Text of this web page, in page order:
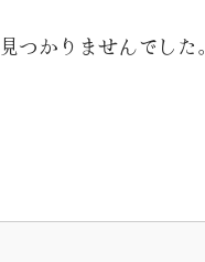
つかりませんでした。